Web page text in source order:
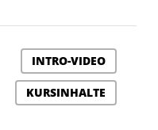
INTRO-VIDEO
KURSINHALTE